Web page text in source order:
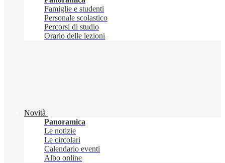
Famiglie e studenti
Personale scolastico
Percorsi di studio
Orario delle lezioni
Novità
Panoramica
Le notizie
Le circolari
Calendario eventi
Albo online